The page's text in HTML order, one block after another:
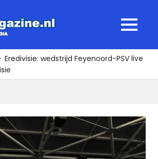
MENU
Eredivisie: wedstrijd Feyenoord-PSV live